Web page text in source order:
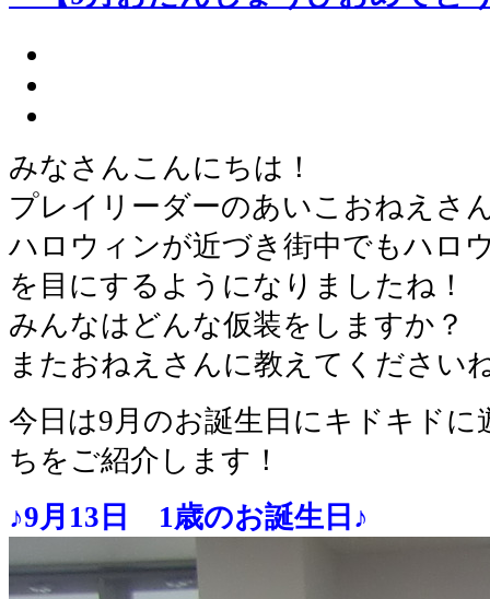
みなさんこんにちは！
プレイリーダーのあいこおねえさ
ハロウィンが近づき街中でもハロ
を目にするようになりましたね！
みんなはどんな仮装をしますか？
またおねえさんに教えてください
今日は9月のお誕生日にキドキド
ちをご紹介します！
♪9月13日 1歳のお誕生日♪